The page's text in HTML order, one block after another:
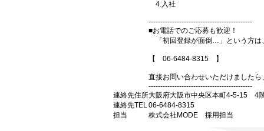
4.入社
--------------------------------------------
■お電話でのご応募も歓迎！
「初回登録が面倒…」という方は
【 06-6484-8315 】
直接お問い合わせいただけましたら
--------------------------------------------
連絡先住所大阪府大阪市中央区本町4-5-15 4
連絡先TEL06-6484-8315
担当
株式会社MODE 採用担当